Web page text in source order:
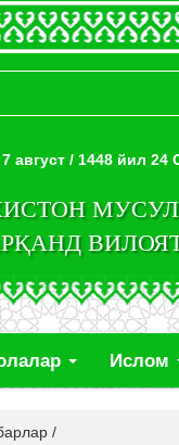
август / 1448 йил 24
Ислом
/